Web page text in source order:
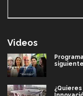
Videos